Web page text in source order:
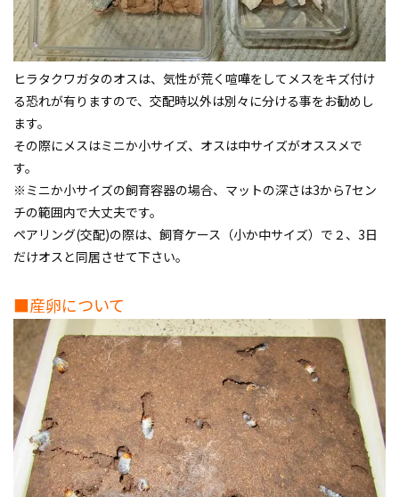
ヒラタクワガタのオスは、気性が荒く喧嘩をしてメスをキズ付け
る恐れが有りますので、交配時以外は別々に分ける事をお勧めし
ます。
その際にメスはミニか小サイズ、オスは中サイズがオススメで
す。
※ミニか小サイズの飼育容器の場合、マットの深さは3から7セン
チの範囲内で大丈夫です。
ペアリング(交配)の際は、飼育ケース（小か中サイズ）で２、3日
だけオスと同居させて下さい。
■産卵について